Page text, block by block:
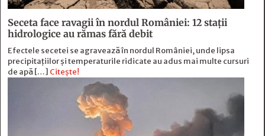
Seceta face ravagii în nordul României: 12 stații
hidrologice au rămas fără debit
Efectele secetei se agravează în nordul României, unde lipsa
precipitațiilor și temperaturile ridicate au adus mai multe cursuri
de apă […] Citește!